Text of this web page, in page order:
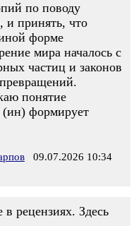
по поводу
и принять, что
форме
мира началось с
частиц и законов
понятие
(ин) формирует
09.07.2026 10:34
рецензиях. Здесь